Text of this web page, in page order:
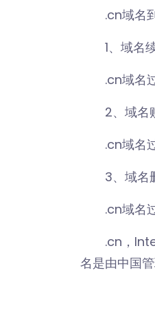
.cn域名到
1、域名
.cn域名过
2、域名
.cn域名过
3、域名
.cn域名过
.cn，
名是由中国